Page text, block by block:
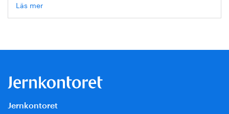
Läs mer
Helén
Jernkontoret